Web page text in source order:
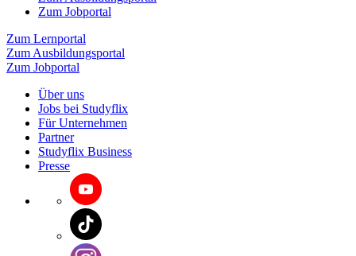
Zum Jobportal
Zum Lernportal
Zum Ausbildungsportal
Zum Jobportal
Über uns
Jobs bei Studyflix
Für Unternehmen
Partner
Studyflix Business
Presse